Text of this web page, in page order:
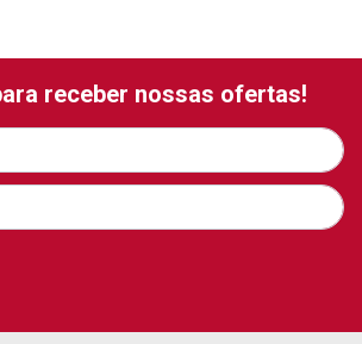
receber nossas ofertas!